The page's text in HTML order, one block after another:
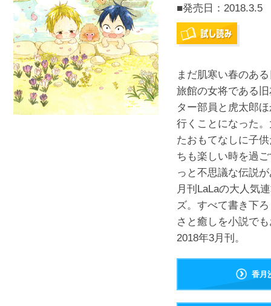
■発売日： 2018.3.5
まだ肌寒い春のあ
旅館の女将である
ター部員と虎太郎
行くことになった
たおもてなしに子
ちも楽しい時を過
っと不思議な伝説
月刊LaLaの大人気
ズ。すべて書き下
さと癒しを小説で
2018年3月刊。
香月